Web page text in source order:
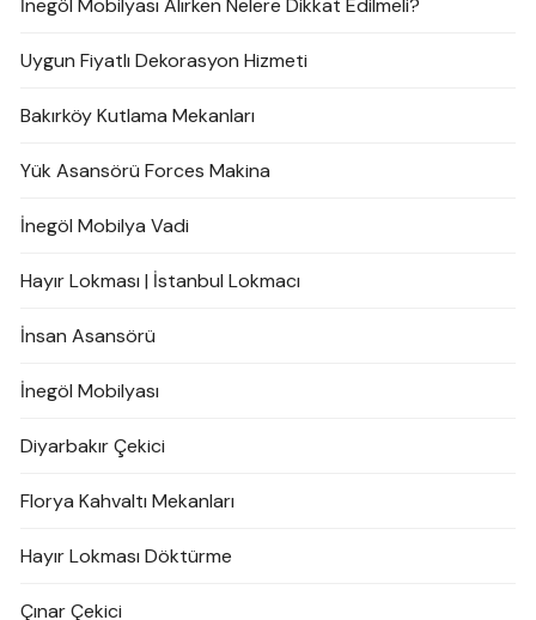
İnegöl Mobilyası Alırken Nelere Dikkat Edilmeli?
Uygun Fiyatlı Dekorasyon Hizmeti
Bakırköy Kutlama Mekanları
Yük Asansörü Forces Makina
İnegöl Mobilya Vadi
Hayır Lokması | İstanbul Lokmacı
İnsan Asansörü
İnegöl Mobilyası
Diyarbakır Çekici
Florya Kahvaltı Mekanları
Hayır Lokması Döktürme
Çınar Çekici